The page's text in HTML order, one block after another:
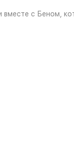
с Беном,